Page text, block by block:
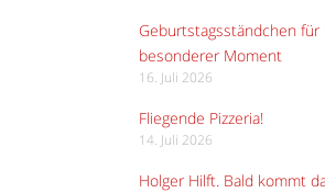
Geburtstagsständchen für
besonderer Moment
16. Juli 2026
Fliegende Pizzeria!
14. Juli 2026
Holger Hilft. Bald kommt